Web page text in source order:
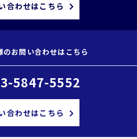
合わせはこちら
のお問い合わせはこちら
5847-5552
合わせはこちら